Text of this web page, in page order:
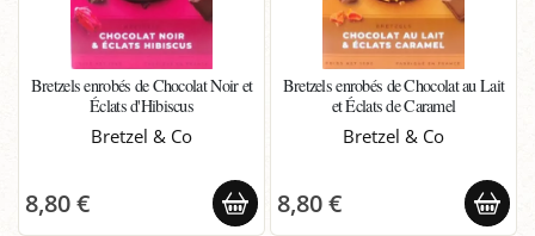
Bretzels enrobés de Chocolat Noir et
Éclats d'Hibiscus
Bretzel & Co
8,80 €
Bretzels enrobés de Chocolat au Lait
et Éclats de Caramel
Bretzel & Co
8,80 €